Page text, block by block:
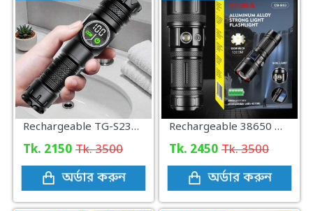
Rechargeable TG-S2305 USB Charging LED Flash Light With Side Lamp
Tk. 2150 Tk. 3500
অর্ডার করুন
Rechargeable 38650 mAh COBA-CB53 Super Bright Flashlight With Side Lamp
Tk. 2450 Tk. 3500
অর্ডার করুন